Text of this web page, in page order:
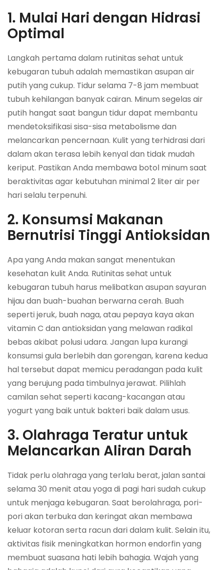
1. Mulai Hari dengan Hidrasi
Optimal
Langkah pertama dalam rutinitas sehat untuk
kebugaran tubuh adalah memastikan asupan air
putih yang cukup. Tidur selama 7-8 jam membuat
tubuh kehilangan banyak cairan. Minum segelas air
putih hangat saat bangun tidur dapat membantu
mendetoksifikasi sisa-sisa metabolisme dan
melancarkan pencernaan. Kulit yang terhidrasi dari
dalam akan terasa lebih kenyal dan tidak mudah
keriput. Pastikan Anda membawa botol minum saat
beraktivitas agar kebutuhan minimal 2 liter air per
hari selalu terpenuhi.
2. Konsumsi Makanan
Bernutrisi Tinggi Antioksidan
Apa yang Anda makan sangat menentukan
kesehatan kulit Anda. Rutinitas sehat untuk
kebugaran tubuh harus melibatkan asupan sayuran
hijau dan buah-buahan berwarna cerah. Buah
seperti jeruk, buah naga, atau pepaya kaya akan
vitamin C dan antioksidan yang melawan radikal
bebas akibat polusi udara. Jangan lupa kurangi
konsumsi gula berlebih dan gorengan, karena kedua
hal tersebut dapat memicu peradangan pada kulit
yang berujung pada timbulnya jerawat. Pilihlah
camilan sehat seperti kacang-kacangan atau
yogurt yang baik untuk bakteri baik dalam usus.
3. Olahraga Teratur untuk
Melancarkan Aliran Darah
Tidak perlu olahraga yang terlalu berat, jalan santai
selama 30 menit atau yoga di pagi hari sudah cukup
untuk menjaga kebugaran. Saat berolahraga, pori-
pori akan terbuka dan keringat akan membawa
keluar kotoran serta racun dari dalam kulit. Selain itu,
aktivitas fisik meningkatkan hormon endorfin yang
membuat suasana hati lebih bahagia. Wajah yang